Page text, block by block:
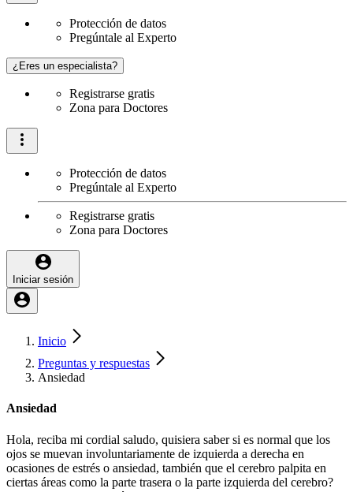
Protección de datos
Pregúntale al Experto
¿Eres un especialista?
Registrarse gratis
Zona para Doctores
Protección de datos
Pregúntale al Experto
Registrarse gratis
Zona para Doctores
Iniciar sesión
Inicio
Preguntas y respuestas
Ansiedad
Ansiedad
Hola, reciba mi cordial saludo, quisiera saber si es normal que los
ojos se muevan involuntariamente de izquierda a derecha en
ocasiones de estrés o ansiedad, también que el cerebro palpita en
ciertas áreas como la parte trasera o la parte izquierda del cerebro?